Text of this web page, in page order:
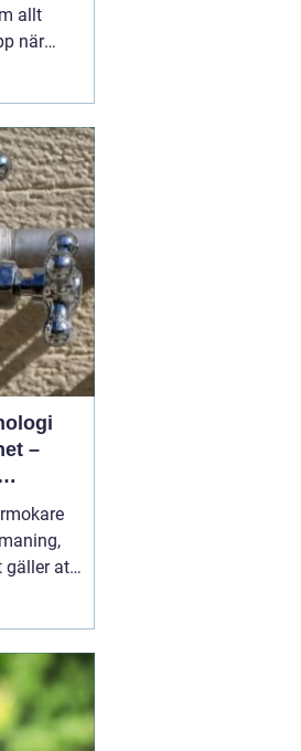
allt
när
långa
skapat
sågverk
–
gäller att
en
för